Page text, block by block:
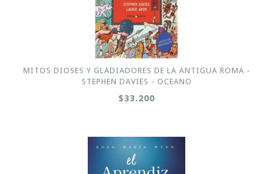
MITOS DIOSES Y GLADIADORES DE LA ANTIGUA ROMA -
STEPHEN DAVIES - OCEANO
$33.200